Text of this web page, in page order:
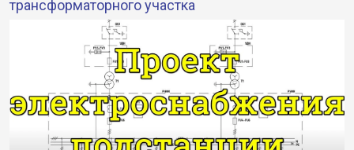
трансформаторного участка